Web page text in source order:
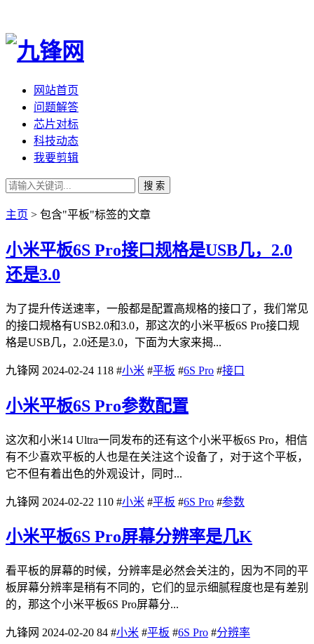
网站首页
问题解答
芯片对标
科技动态
我要剪辑
搜 索
主页 > 包含"平板"标签的文章
小米平板6S Pro接口规格是USB几，2.0
还是3.0
为了提升传送速率，一般都是配置高规格的接口了，我们常见
的接口规格有USB2.0和3.0，那这次的小米平板6S Pro接口规
格是USB几，2.0还是3.0，下面为大家来揭...
九锋网 2024-02-24 118 #小米 #平板 #6S Pro #接口
小米平板6S Pro参数配置
这次和小米14 Ultra一同发布的还有这个小米平板6S Pro，相信
有不少喜欢平板的人也是在关注这个设备了，对于这个平板，
它不但有着出色的外观设计，同时...
九锋网 2024-02-22 110 #小米 #平板 #6S Pro #参数
小米平板6S Pro屏幕分辨率是几K
看平板的屏幕的时候，分辨率是必然会关注的，因为不同的平
板屏幕分辨率是稍有不同的，它们的显示细腻程度也是有差别
的，那这个小米平板6S Pro屏幕分...
九锋网 2024-02-20 84 #小米 #平板 #6S Pro #分辨率